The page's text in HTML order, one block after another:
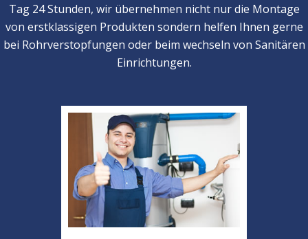
Tag 24 Stunden, wir übernehmen nicht nur die Montage
von erstklassigen Produkten sondern helfen Ihnen gerne
bei Rohrverstopfungen oder beim wechseln von Sanitären
Einrichtungen.